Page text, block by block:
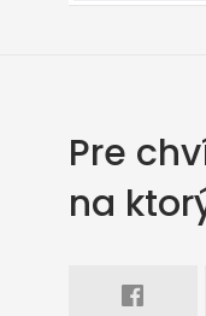
Pre
na